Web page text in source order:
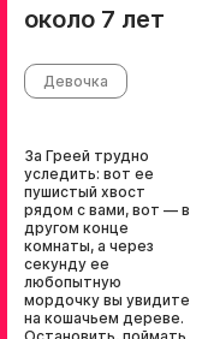
около 7 лет
Девочка
За Греей трудно
уследить: вот ее
пушистый хвост
рядом с вами, вот — в
другом конце
комнаты, а через
секунду ее
любопытную
мордочку вы увидите
на кошачьем дереве.